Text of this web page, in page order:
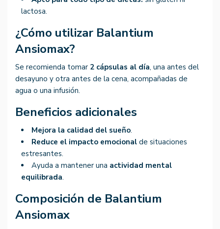
lactosa.
¿Cómo utilizar Balantium
Ansiomax?
Se recomienda tomar 2 cápsulas al día, una antes del
desayuno y otra antes de la cena, acompañadas de
agua o una infusión.
Beneficios adicionales
Mejora la calidad del sueño.
Reduce el impacto emocional de situaciones
estresantes.
Ayuda a mantener una actividad mental
equilibrada.
Composición de Balantium
Ansiomax